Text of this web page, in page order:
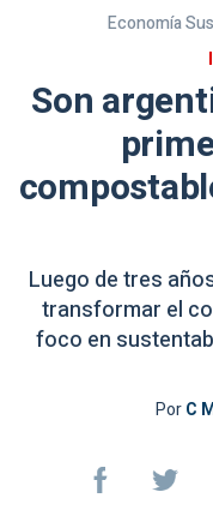
Economía
Son
Luego de tres
transformar el
foco en
PorC